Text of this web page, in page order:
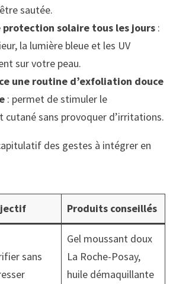
sautée.
protection solaire tous les jours:
la lumière bleue et les UV
sur votre peau.
une routine d’exfoliation douce
: permet de stimuler le
cutané sans provoquer d’irritations.
des gestes à intégrer en
Produits conseillés
sans
Gel moussant doux
La Roche-Posay,
huile démaquillante